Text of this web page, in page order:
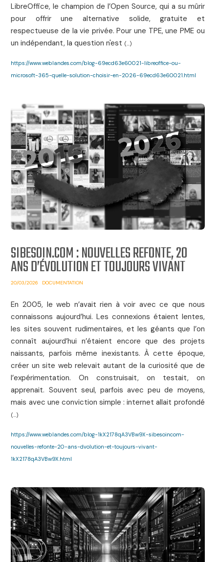
LibreOffice, le champion de l’Open Source, qui a su mûrir
pour offrir une alternative solide, gratuite et
respectueuse de la vie privée. Pour une TPE, une PME ou
un indépendant, la question n'est (...)
https://www.weblandes.com/blog-69ecd63e60021-libreoffice-ou-
microsoft-365-quelle-solution-choisir-en-2026-69ecd63e60021.html
SIBESOIN.COM : NOUVELLES REFONTE, 20
ANS D’ÉVOLUTION ET TOUJOURS VIVANT
20/03/2026 DOCUMENTATION
En 2005, le web n’avait rien à voir avec ce que nous
connaissons aujourd’hui. Les connexions étaient lentes,
les sites souvent rudimentaires, et les géants que l’on
connaît aujourd’hui n’étaient encore que des projets
naissants, parfois même inexistants. À cette époque,
créer un site web relevait autant de la curiosité que de
l’expérimentation. On construisait, on testait, on
apprenait. Souvent seul, parfois avec peu de moyens,
mais avec une conviction simple : internet allait profondé
(...)
https://www.weblandes.com/blog-1kX2178qA3VBw9X-sibesoincom-
nouvelles-refonte-20-ans-dvolution-et-toujours-vivant-
1kX2178qA3VBw9X.html